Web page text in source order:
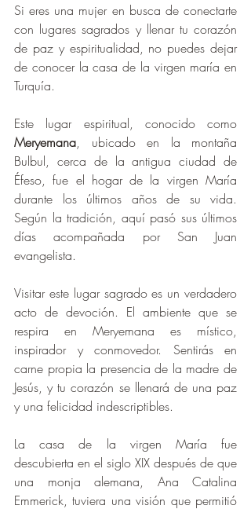
Si eres una mujer en busca de conectarte
con lugares sagrados y llenar tu corazón
de paz y espiritualidad, no puedes dejar
de conocer la casa de la virgen maría en
Turquía.
Meryemana, ubicado en la montaña
Bulbul, cerca de la antigua ciudad de
Éfeso, fue el hogar de la virgen María
durante los últimos años de su vida.
Según la tradición, aquí pasó sus últimos
días acompañada por San Juan
evangelista.
Visitar este lugar sagrado es un verdadero
acto de devoción. El ambiente que se
respira en Meryemana es místico,
inspirador y conmovedor. Sentirás en
carne propia la presencia de la madre de
Jesús, y tu corazón se llenará de una paz
y una felicidad indescriptibles.
La casa de la virgen María fue
descubierta en el siglo XIX después de que
una monja alemana, Ana Catalina
Emmerick, tuviera una visión que permitió